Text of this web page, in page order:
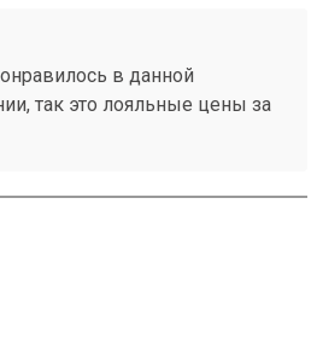
в данной
так это лояльные цены за
Чего действительно не